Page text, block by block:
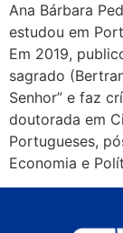
Ana Bárbara
estudou em
Em 2019,
sagrado
Senhor” e faz
doutorada em
Portugueses,
Economia e